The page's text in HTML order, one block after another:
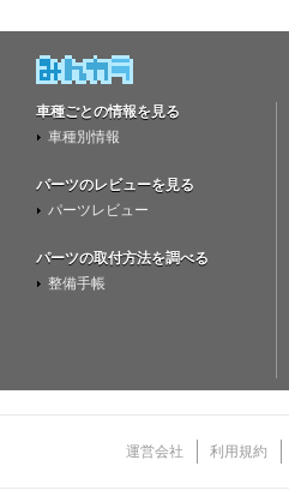
車種ごとの情報を見る
車種別情報
パーツのレビューを見る
パーツレビュー
パーツの取付方法を調べる
整備手帳
運営会社 利用規約